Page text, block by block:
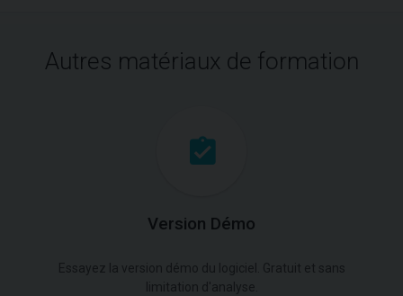
Autres matériaux de formation
Version Démo
Essayez la version démo du logiciel. Gratuit et sans
limitation d'analyse.